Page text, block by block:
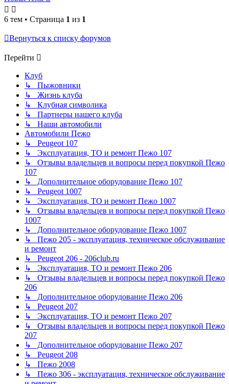
6 тем • Страница 1 из 1
Вернуться к списку форумов
Перейти
Клуб
↳ Пыжовники
↳ Жизнь клуба
↳ Клубная символика
↳ Партнеры нашего клуба
↳ Наши автомобили
Автомобили Пежо
↳ Peugeot 107
↳ Эксплуатация, ТО и ремонт Пежо 107
↳ Отзывы владельцев и вопросы перед покупкой Пежо
107
↳ Дополнительное оборудование Пежо 107
↳ Peugeot 1007
↳ Эксплуатация, ТО и ремонт Пежо 1007
↳ Отзывы владельцев и вопросы перед покупкой Пежо
1007
↳ Дополнительное оборудование Пежо 1007
↳ Пежо 205 - эксплуатация, техническое обслуживание
и ремонт
↳ Peugeot 206 - 206club.ru
↳ Эксплуатация, ТО и ремонт Пежо 206
↳ Отзывы владельцев и вопросы перед покупкой Пежо
206
↳ Дополнительное оборудование Пежо 206
↳ Peugeot 207
↳ Эксплуатация, ТО и ремонт Пежо 207
↳ Отзывы владельцев и вопросы перед покупкой Пежо
207
↳ Дополнительное оборудование Пежо 207
↳ Peugeot 208
↳ Пежо 2008
↳ Пежо 306 - эксплуатация, техническое обслуживание